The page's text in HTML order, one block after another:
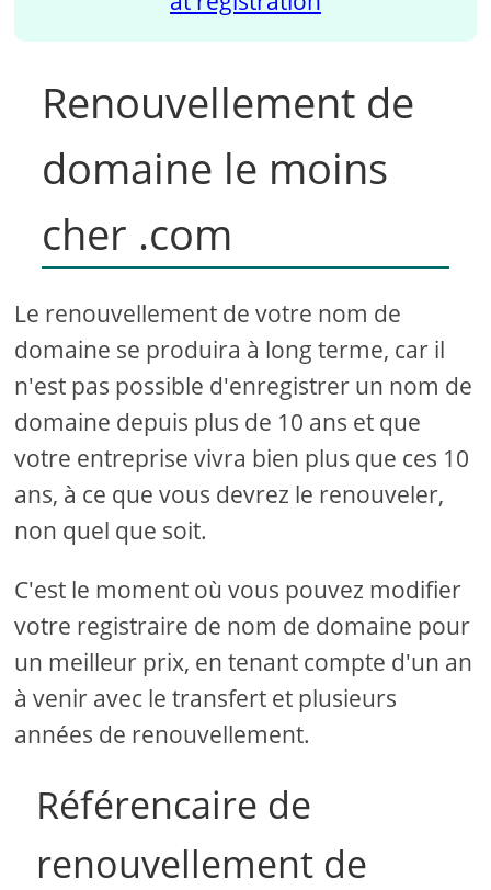
Renouvellement de
domaine le moins
cher .com
Le renouvellement de votre nom de
domaine se produira à long terme, car il
n'est pas possible d'enregistrer un nom de
domaine depuis plus de 10 ans et que
votre entreprise vivra bien plus que ces 10
ans, à ce que vous devrez le renouveler,
non quel que soit.
C'est le moment où vous pouvez modifier
votre registraire de nom de domaine pour
un meilleur prix, en tenant compte d'un an
à venir avec le transfert et plusieurs
années de renouvellement.
Référencaire de
renouvellement de